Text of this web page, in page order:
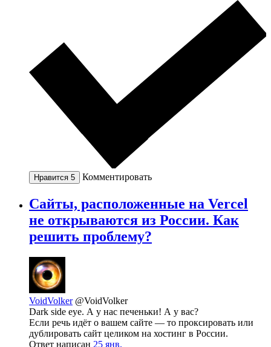
Нравится 5 Комментировать
Сайты, расположенные на Vercel
не открываются из России. Как
решить проблему?
VoidVolker @VoidVolker
Dark side eye. А у нас печеньки! А у вас?
Если речь идёт о вашем сайте — то проксировать или
дублировать сайт целиком на хостинг в России.
Ответ написан 25 янв.